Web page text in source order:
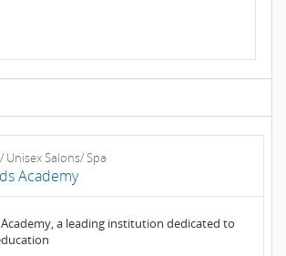
Unisex Salons/ Spa
Academy
a leading institution dedicated to